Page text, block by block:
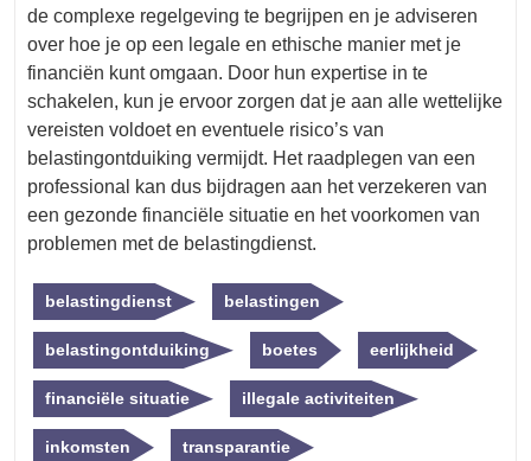
de complexe regelgeving te begrijpen en je adviseren
over hoe je op een legale en ethische manier met je
financiën kunt omgaan. Door hun expertise in te
schakelen, kun je ervoor zorgen dat je aan alle wettelijke
vereisten voldoet en eventuele risico’s van
belastingontduiking vermijdt. Het raadplegen van een
professional kan dus bijdragen aan het verzekeren van
een gezonde financiële situatie en het voorkomen van
problemen met de belastingdienst.
belastingdienst belastingen
belastingontduiking boetes eerlijkheid
financiële situatie illegale activiteiten
inkomsten transparantie